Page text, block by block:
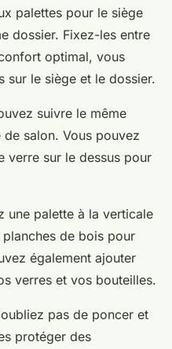
palettes pour le siège
dossier. Fixez-les entre
optimal, vous
sur le siège et le dossier.
suivre le même
salon. Vous pouvez
verre sur le dessus pour
une palette à la verticale
de bois pour
également ajouter
verres et vos bouteilles.
pas de poncer et
protéger des